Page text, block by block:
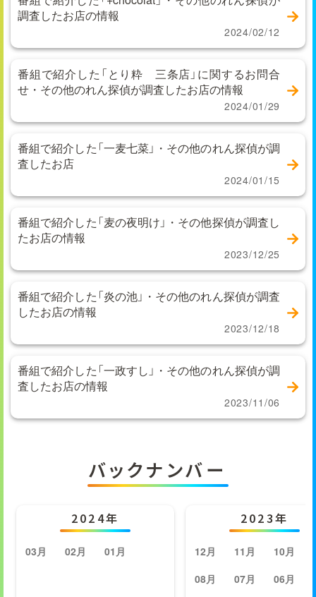
調査したお店の情報
2024/02/12
番組で紹介した「とり粋 三条店」に関するお問合
せ・その他のれん探偵が調査したお店の情報
2024/01/29
番組で紹介した「一麦七菜」・その他のれん探偵が調
査したお店
2024/01/15
番組で紹介した「麦の夜明け」・その他探偵が調査し
たお店の情報
2023/12/25
番組で紹介した「炎の池」・その他のれん探偵が調査
したお店の情報
2023/12/18
番組で紹介した「一政すし」・その他のれん探偵が調
査したお店の情報
2023/11/06
バックナンバー
2024年
03月 02月 01月
2023年
12月 11月 10月
08月
07月 06月